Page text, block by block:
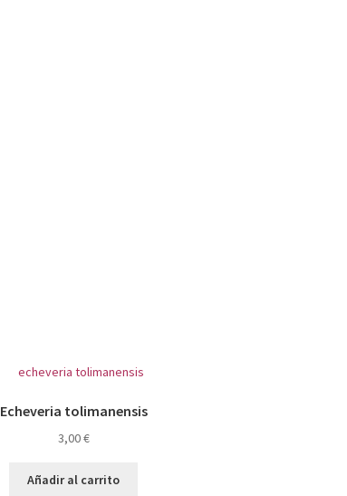
Echeveria tolimanensis
3,00€
Añadir al carrito